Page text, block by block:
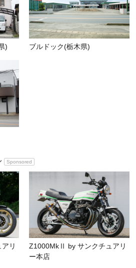
) ブルドック(栃木県)
Sponsored
リ
Z1000MkⅡ by サンクチュアリ
ー本店